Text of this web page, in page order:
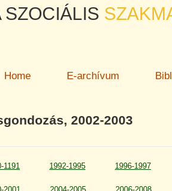
SZOCIÁLIS
Home E-archívum
2002-2003
1191 1992-1995 1996-1997